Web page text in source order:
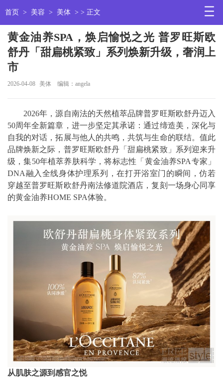
首页 > 美容 > 美体 > > 正文
黄金油养SPA，焕启愉悦之光 普罗旺斯欧
舒丹「甜扁桃紧致」系列焕新升级，奢润上
市
2026-04-08 美体 编辑：angela
2026年，源自南法的天然植萃品牌普罗旺斯欧舒丹迈入
50周年全新篇章，进一步坚定其承诺：通过缔造美，深化与
自我的对话，拓展与他人的共鸣，共筑与生命的联结。值此
品牌焕新之际，普罗旺斯欧舒丹「甜扁桃紧致」系列迎来升
级，集50年植萃养肤科学，将标志性「黄金油养SPA专家」
DNA融入全线身体护理系列，在打开浴室门的瞬间，仿若
穿越至普罗旺斯欧舒丹南法修道院酒店，复刻一场身心同享
的黄金油养HOME SPA体验。
从肌肤之源到感官之悦